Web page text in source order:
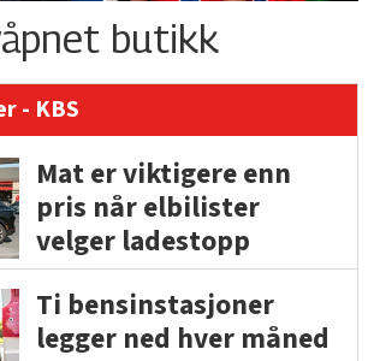
butikk
- KBS
Mat er viktigere enn
pris når elbilister
velger ladestopp
Ti bensinstasjoner
legger ned hver måned